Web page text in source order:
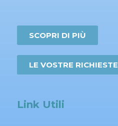
SCOPRI DI PIÙ
LE VOSTRE RICHIESTE
Link Utili